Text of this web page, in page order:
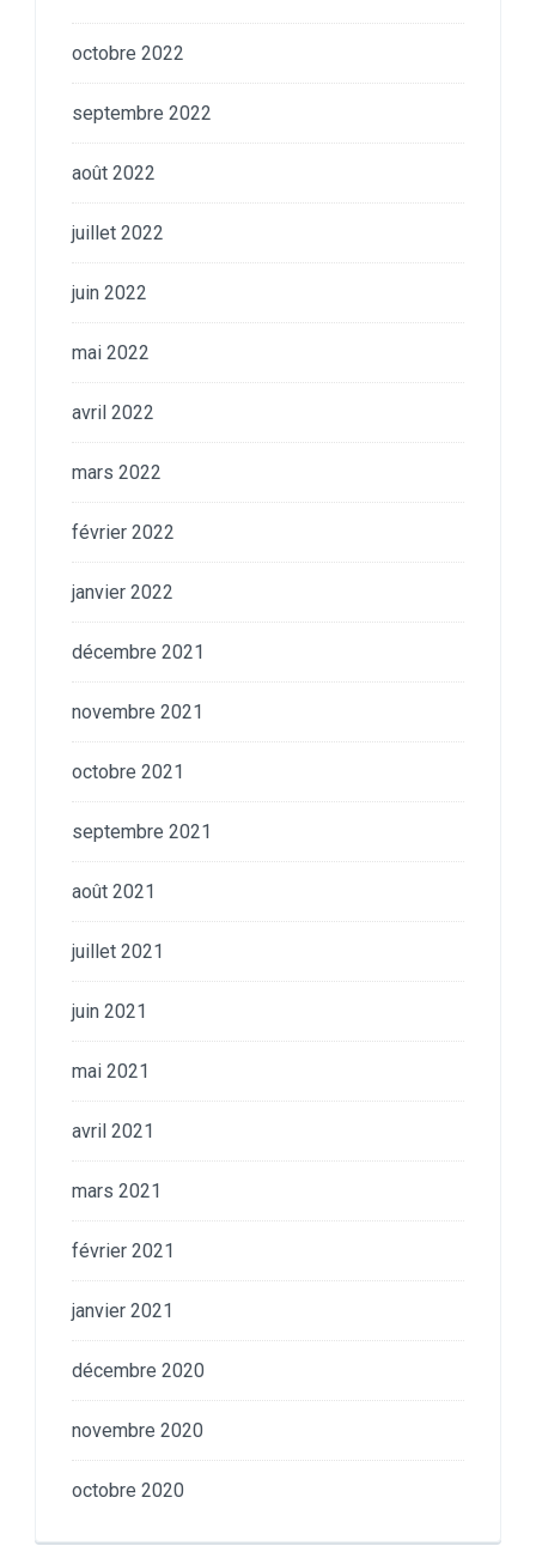
octobre 2022
septembre 2022
août 2022
juillet 2022
juin 2022
mai 2022
avril 2022
mars 2022
février 2022
janvier 2022
décembre 2021
novembre 2021
octobre 2021
septembre 2021
août 2021
juillet 2021
juin 2021
mai 2021
avril 2021
mars 2021
février 2021
janvier 2021
décembre 2020
novembre 2020
octobre 2020